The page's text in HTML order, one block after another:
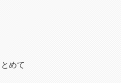
めて